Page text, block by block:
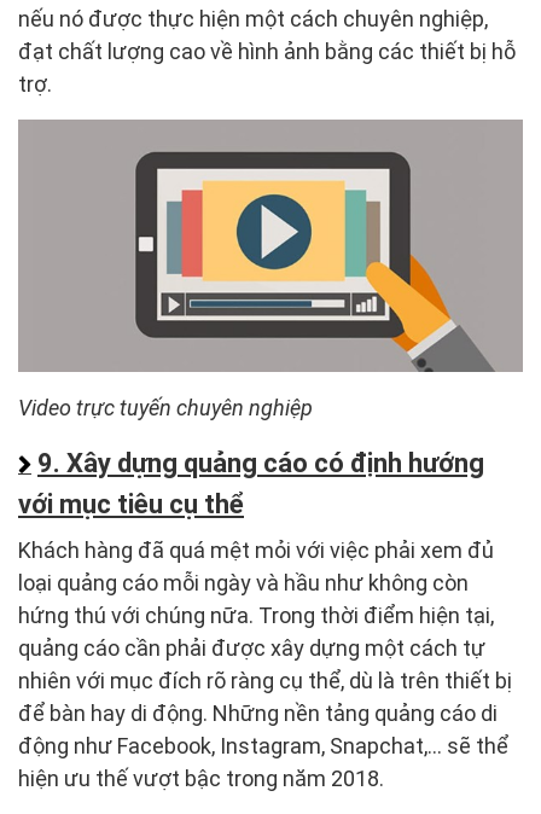
nếu nó được thực hiện một cách chuyên nghiệp,
đạt chất lượng cao về hình ảnh bằng các thiết bị hỗ
trợ.
Video trực tuyến chuyên nghiệp
9. Xây dựng quảng cáo có định hướng
với mục tiêu cụ thể
Khách hàng đã quá mệt mỏi với việc phải xem đủ
loại quảng cáo mỗi ngày và hầu như không còn
hứng thú với chúng nữa. Trong thời điểm hiện tại,
quảng cáo cần phải được xây dựng một cách tự
nhiên với mục đích rõ ràng cụ thể, dù là trên thiết bị
để bàn hay di động. Những nền tảng quảng cáo di
động như Facebook, Instagram, Snapchat,... sẽ thể
hiện ưu thế vượt bậc trong năm 2018.